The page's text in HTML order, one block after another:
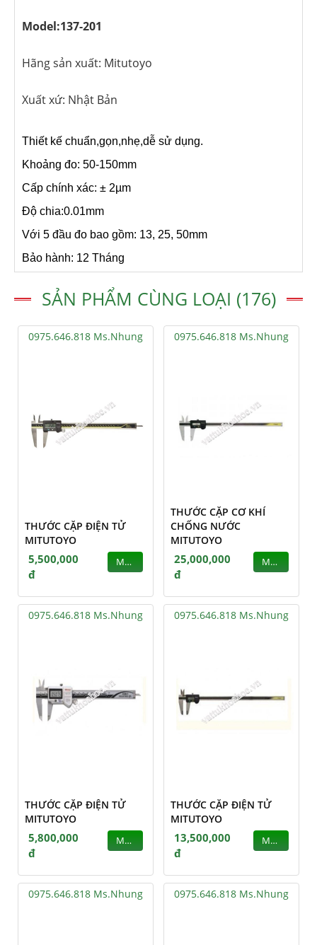
Model:137-201
Hãng sản xuất: Mitutoyo
Xuất xứ: Nhật Bản
Thiết kế chuẩn,gọn,nhẹ,dễ sử dụng.
Khoảng đo: 50-150mm
Cấp chính xác: ± 2µm
Độ chia:0.01mm
Với 5 đầu đo bao gồm: 13, 25, 50mm
Bảo hành: 12 Tháng
SẢN PHẨM CÙNG LOẠI (176)
0975.646.818 Ms.Nhung
THƯỚC CẶP ĐIỆN TỬ
MITUTOYO
5,500,000
đ
MUA
0975.646.818 Ms.Nhung
THƯỚC CẶP CƠ KHÍ
CHỐNG NƯỚC
MITUTOYO
25,000,000
đ
MUA
0975.646.818 Ms.Nhung
THƯỚC CẶP ĐIỆN TỬ
MITUTOYO
5,800,000
đ
MUA
0975.646.818 Ms.Nhung
THƯỚC CẶP ĐIỆN TỬ
MITUTOYO
13,500,000
đ
MUA
0975.646.818 Ms.Nhung 0975.646.818 Ms.Nhung